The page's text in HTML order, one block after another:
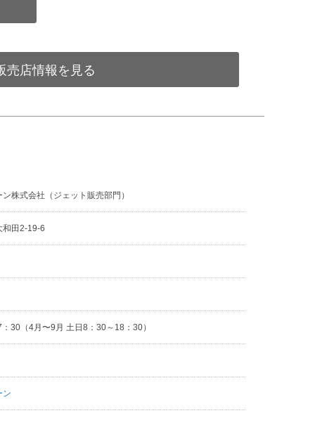
売店情報を見る
株式会社（ジェット販売部門）
和田2-19-6
：30（4月〜9月 土日8：30～18：30）
ン